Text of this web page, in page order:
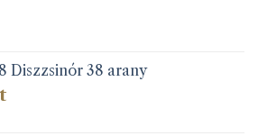
Diszzsinór 38 arany